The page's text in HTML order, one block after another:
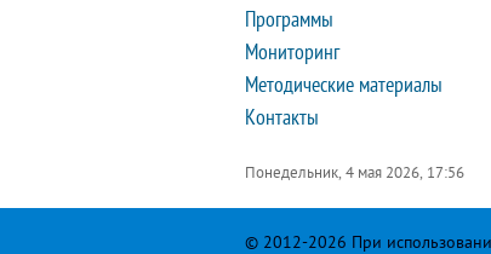
Программы
Мониторинг
Методические материалы
Контакты
Понедельник, 4 мая 2026, 17:56
© 2012-2026 При